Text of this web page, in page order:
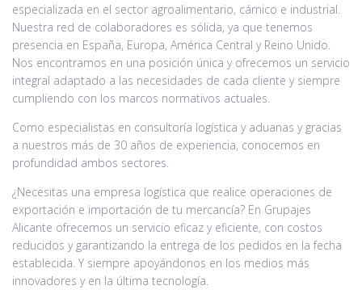
especializada en el sector agroalimentario, cárnico e industrial.
Nuestra red de colaboradores es sólida, ya que tenemos
presencia en España, Europa, América Central y Reino Unido.
Nos encontramos en una posición única y ofrecemos un servicio
integral adaptado a las necesidades de cada cliente y siempre
cumpliendo con los marcos normativos actuales.
Como especialistas en consultoría logística y aduanas y gracias
a nuestros más de 30 años de experiencia, conocemos en
profundidad ambos sectores.
¿Necesitas una empresa logística que realice operaciones de
exportación e importación de tu mercancía? En Grupajes
Alicante ofrecemos un servicio eficaz y eficiente, con costos
reducidos y garantizando la entrega de los pedidos en la fecha
establecida. Y siempre apoyándonos en los medios más
innovadores y en la última tecnología.